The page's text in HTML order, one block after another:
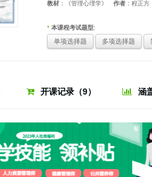
教材：《管理心理学》 作者：程正方
* 本课程考试题型:
单项选择题 多项选择题
开课记录（9） 涵